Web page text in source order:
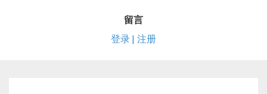
留言
登录 | 注册